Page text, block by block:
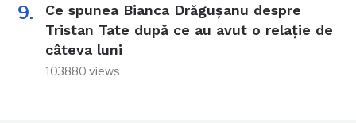
Ce spunea Bianca Drăgușanu despre
Tristan Tate după ce au avut o relație de
câteva luni
103880 views